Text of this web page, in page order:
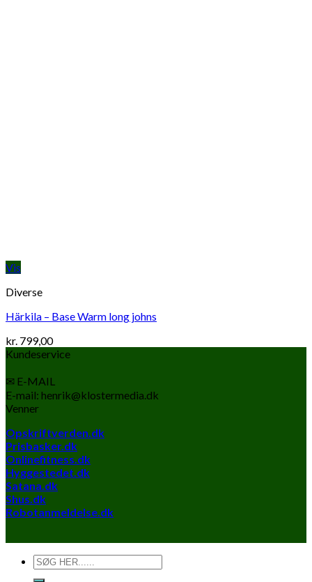
Vis
Diverse
Härkila – Base Warm long johns
kr. 799,00
Kundeservice
✉ E-MAIL
E-mail: henrik@klostermedia.dk
Venner
Opskriftverden.dk
Prisbasker.dk
Onlinefitness.dk
Hyggestedet.dk
Satana.dk
Shus.dk
Robotanmeldelse.dk
Søg
efter: